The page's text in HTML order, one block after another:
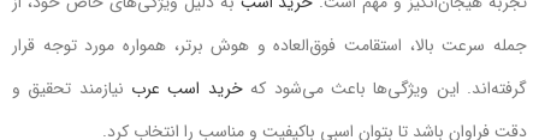
جمله سرعت بالا، استقامت فوق‌العاده و هوش برتر، همواره مورد توجه قرار
گرفته‌اند. این ویژگی‌ها باعث می‌شود کهخرید اسب عرب نیازمند تحقیق و
دقت فراوان باشد تا بتوان اسبی باکیفیت و مناسب را انتخاب کرد.